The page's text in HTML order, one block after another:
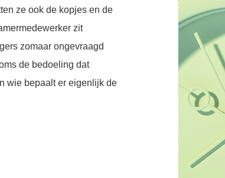
ze ook de kopjes en de
zit
zomaar ongevraagd
de bedoeling dat
wie bepaalt er eigenlijk de